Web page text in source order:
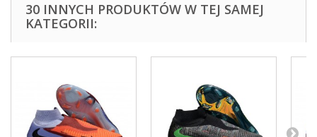
30 INNYCH PRODUKTÓW W TEJ SAMEJ
KATEGORII: